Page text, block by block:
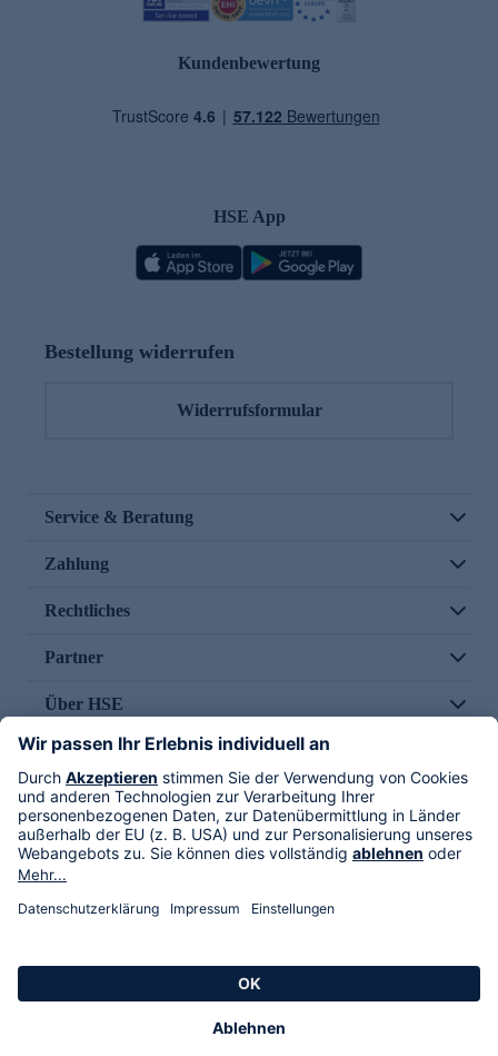
Kundenbewertung
HSE App
Bestellung widerrufen
Widerrufsformular
Service & Beratung
Zahlung
Rechtliches
Partner
Über HSE
Im TV
HSE International